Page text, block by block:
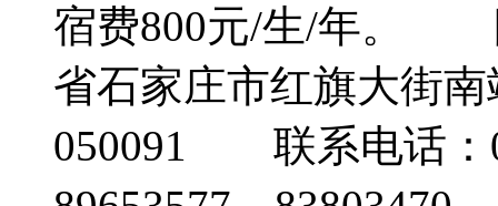
宿费800元/生/年。
省石家庄市红旗大街
050091 联系电话：